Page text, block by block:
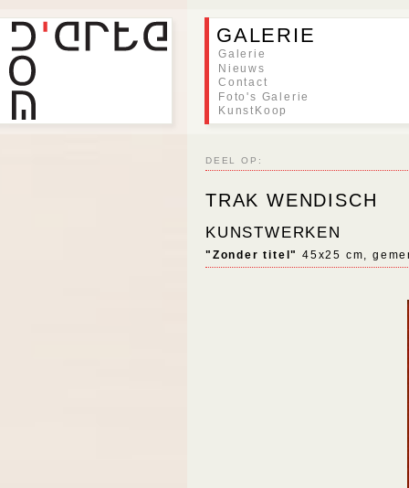
GALERIE
Galerie
Nieuws
Contact
Foto's Galerie
KunstKoop
DEEL OP:
TRAK WENDISCH
KUNSTWERKEN
"Zonder titel" 45x25 cm,